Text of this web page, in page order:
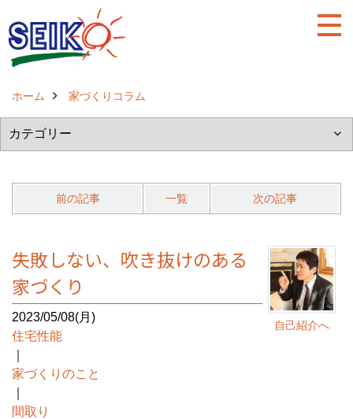
ホーム 家づくりコラム
前の記事 一覧 次の記事
自己紹介へ
失敗しない、吹き抜けのある
家づくり
2023/05/08(月)
住宅性能
家づくりのこと
間取り